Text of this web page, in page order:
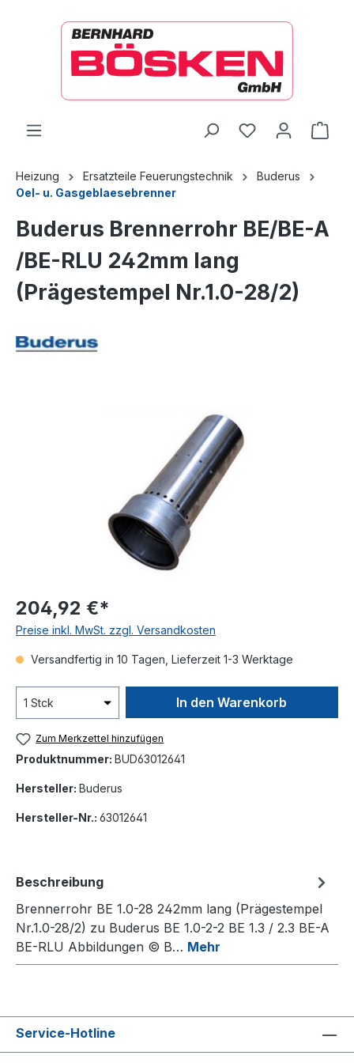
Heizung Ersatzteile Feuerungstechnik
Buderus
Oel- u. Gasgeblaesebrenner
Buderus Brennerrohr BE/BE-A
/BE-RLU 242mm lang
(Prägestempel Nr.1.0-28/2)
204,92 €*
Preise inkl. MwSt. zzgl. Versandkosten
Versandfertig in 10 Tagen, Lieferzeit 1-3 Werktage
In den Warenkorb
Zum Merkzettel hinzufügen
Produktnummer: BUD63012641
Hersteller: Buderus
Hersteller-Nr.: 63012641
Beschreibung
Brennerrohr BE 1.0-28 242mm lang (Prägestempel
Nr.1.0-28/2) zu Buderus BE 1.0-2-2 BE 1.3 / 2.3 BE-A
BE-RLU Abbildungen © B… Mehr
Service-Hotline